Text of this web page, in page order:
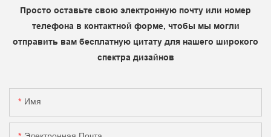
Просто оставьте свою электронную почту или номер
телефона в контактной форме, чтобы мы могли
отправить вам бесплатную цитату для нашего широкого
спектра дизайнов
Имя